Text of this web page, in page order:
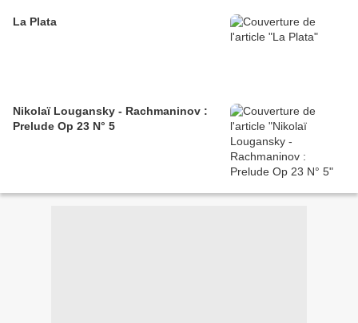
La Plata
Nikolaï Lougansky - Rachmaninov :
Prelude Op 23 N° 5